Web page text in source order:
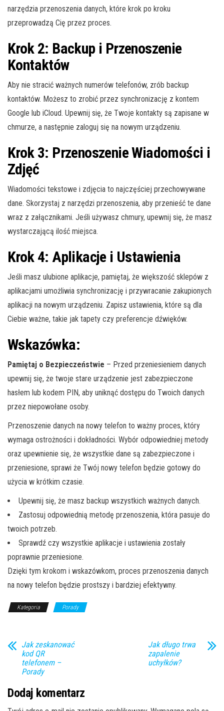
narzędzia przenoszenia danych, które krok po kroku
przeprowadzą Cię przez proces.
Krok 2: Backup i Przenoszenie
Kontaktów
Aby nie stracić ważnych numerów telefonów, zrób backup
kontaktów. Możesz to zrobić przez synchronizację z kontem
Google lub iCloud. Upewnij się, że Twoje kontakty są zapisane w
chmurze, a następnie zaloguj się na nowym urządzeniu.
Krok 3: Przenoszenie Wiadomości i
Zdjęć
Wiadomości tekstowe i zdjęcia to najczęściej przechowywane
dane. Skorzystaj z narzędzi przenoszenia, aby przenieść te dane
wraz z załącznikami. Jeśli używasz chmury, upewnij się, że masz
wystarczającą ilość miejsca.
Krok 4: Aplikacje i Ustawienia
Jeśli masz ulubione aplikacje, pamiętaj, że większość sklepów z
aplikacjami umożliwia synchronizację i przywracanie zakupionych
aplikacji na nowym urządzeniu. Zapisz ustawienia, które są dla
Ciebie ważne, takie jak tapety czy preferencje dźwięków.
Wskazówka:
Pamiętaj o Bezpieczeństwie – Przed przeniesieniem danych
upewnij się, że twoje stare urządzenie jest zabezpieczone
hasłem lub kodem PIN, aby uniknąć dostępu do Twoich danych
przez niepowołane osoby.
Przenoszenie danych na nowy telefon to ważny proces, który
wymaga ostrożności i dokładności. Wybór odpowiedniej metody
oraz upewnienie się, że wszystkie dane są zabezpieczone i
przeniesione, sprawi że Twój nowy telefon będzie gotowy do
użycia w krótkim czasie.
Upewnij się, że masz backup wszystkich ważnych danych.
Zastosuj odpowiednią metodę przenoszenia, która pasuje do
twoich potrzeb.
Sprawdź czy wszystkie aplikacje i ustawienia zostały
poprawnie przeniesione.
Dzięki tym krokom i wskazówkom, proces przenoszenia danych
na nowy telefon będzie prostszy i bardziej efektywny.
Kategoria Porady
Jak zeskanować
kod QR
telefonem –
Porady
Jak długo trwa
zapalenie
uchyłków?
Dodaj komentarz